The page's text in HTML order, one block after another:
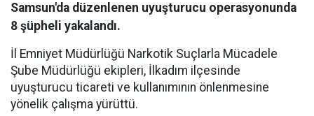
Samsun'da düzenlenen uyuşturucu operasyonunda
8 şüpheli yakalandı.
İl Emniyet Müdürlüğü Narkotik Suçlarla Mücadele
Şube Müdürlüğü ekipleri, İlkadım ilçesinde
uyuşturucu ticareti ve kullanımının önlenmesine
yönelik çalışma yürüttü.